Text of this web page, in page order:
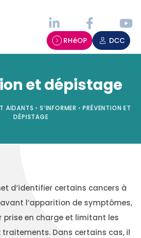
RHéOP DCC
et dépistage
AIDANTS › S’INFORMER › PRÉVENTION ET
DÉPISTAGE
d’identifier certains cancers à
l’apparition de symptômes,
en charge et limitant les
traitements. Dans certains cas, il
cookies